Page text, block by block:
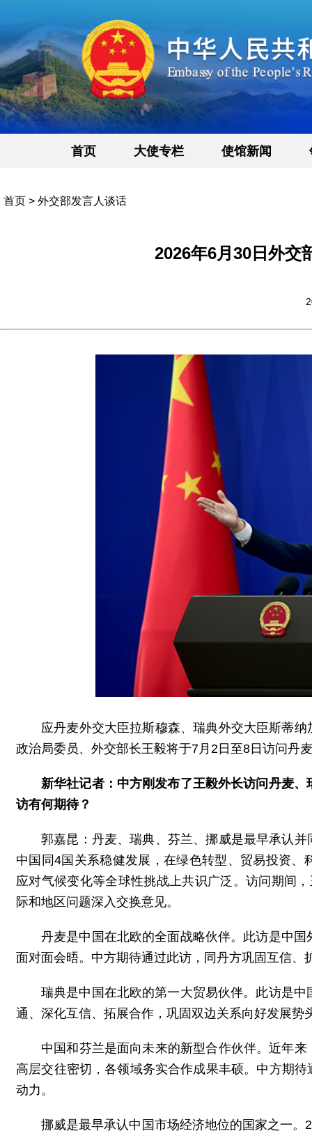
首页 大使专栏 使馆新闻
首页 > 外交部发言人谈话
2026年6月30日外交
应丹麦外交大臣拉斯穆森、瑞典外交大臣斯蒂
政治局委员、外交部长王毅将于7月2日至8日访问丹
新华社记者：中方刚发布了王毅外长访问丹麦
访有何期待？
郭嘉昆：丹麦、瑞典、芬兰、挪威是最早承认
中国同4国关系稳健发展，在绿色转型、贸易投资
应对气候变化等全球性挑战上共识广泛。访问期间
际和地区问题深入交换意见。
丹麦是中国在北欧的全面战略伙伴。此访是中
面对面会晤。中方期待通过此访，同丹方巩固互信
瑞典是中国在北欧的第一大贸易伙伴。此访是
通、深化互信、拓展合作，巩固双边关系向好发展势
中国和芬兰是面向未来的新型合作伙伴。近年
高层交往密切，各领域务实合作成果丰硕。中方期
动力。
挪威是最早承认中国市场经济地位的国家之一